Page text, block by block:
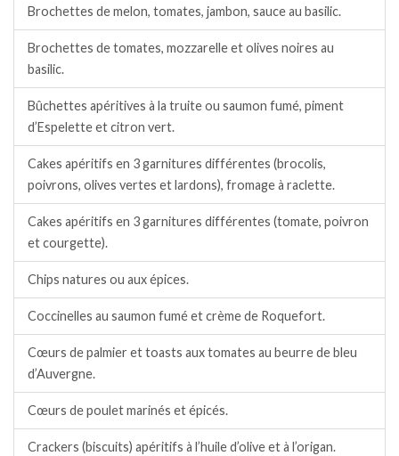
Brochettes de melon, tomates, jambon, sauce au basilic.
Brochettes de tomates, mozzarelle et olives noires au
basilic.
Bûchettes apéritives à la truite ou saumon fumé, piment
d’Espelette et citron vert.
Cakes apéritifs en 3 garnitures différentes (brocolis,
poivrons, olives vertes et lardons), fromage à raclette.
Cakes apéritifs en 3 garnitures différentes (tomate, poivron
et courgette).
Chips natures ou aux épices.
Coccinelles au saumon fumé et crème de Roquefort.
Cœurs de palmier et toasts aux tomates au beurre de bleu
d’Auvergne.
Cœurs de poulet marinés et épicés.
Crackers (biscuits) apéritifs à l’huile d’olive et à l’origan.